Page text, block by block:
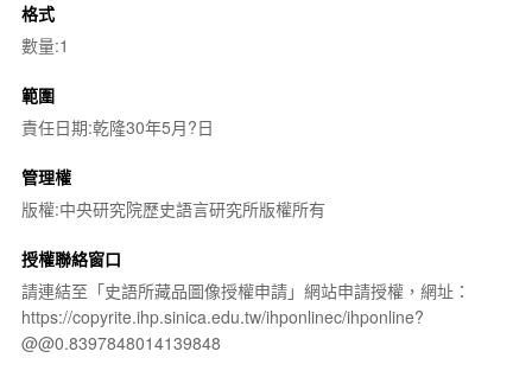
格式
數量:1
範圍
責任日期:乾隆30年5月?日
管理權
版權:中央研究院歷史語言研究所版權所有
授權聯絡窗口
請連結至「史語所藏品圖像授權申請」網站申請授權，網址：
https://copyrite.ihp.sinica.edu.tw/ihponlinec/ihponline?
@@0.8397848014139848